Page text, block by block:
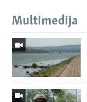
Multimedija